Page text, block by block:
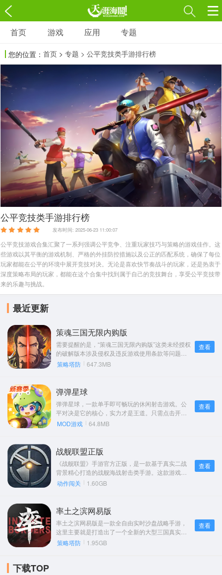
游戏
角色扮演
3697款应用
射击枪战
1597款应用
策略塔防
1789款应用
13387款应用
动作闯关
2196款应用
冒险解谜
3007款应用
赛车竞速
1072款应用
卡牌对战
418款应用
体育运动
568款应用
音乐舞蹈
269款应用
模拟经营
2716款应用
传奇手游
515款应用
其他
首页 游戏 应用 专题
您的位置： 首页 > 专题 > 公平竞技类手游排行榜
公平竞技类手游排行榜
发布时间: 2025-06-23 11:00:07
公平竞技游戏合集汇聚了一系列强调公平竞争、注重玩家技巧与策略的游戏佳作。这
些游戏以其平衡的游戏机制、严格的外挂防控措施以及公正的匹配系统，确保了每位
玩家都能在公平的环境中展开竞技对决。无论是喜欢快节奏战斗的玩家，还是热衷于
深度策略布局的玩家，都能在这个合集中找到属于自己的竞技舞台，享受公平竞技带
来的乐趣与挑战。
最近更新
策魂三国无限内购版
需要提醒的是，“策魂三国无限内购版”这类未经授权
的破解版本涉及侵权及违反游戏使用条款等问题，
可能会带来安全风险，损害游戏开发者利益，影响
维护健康的游戏环境。
策略塔防 647.3MB
查看
弹弹星球
弹弹星球，一款单手即可畅玩的休闲射击游戏。公
平对决是它的核心，实力才是王道。只需点击开
始，瞄准抛物线，松手就能发射，给对手来一场轰
充分利用碎片化时间欢乐组队。游戏内拥有上百种
潮品，助你解锁最in装扮；还有多种武器和战术，任
你随心搭配，带来更棒的体验。
MOD游戏 64.8MB
查看
战舰联盟正版
《战舰联盟》手游官方正版，是一款基于真实二战
背景精心打造的战舰海战射击类手游。这款游戏运
用3D写实风格进行塑造，游戏内画面细腻且精美，
仿若身临其境的海战体验。不仅界面设计精致，
《战舰联盟》的背景故事也得到了精彩还原。在游
戏里，玩家可以体验依据真实历史战役改编而来的
PVE副本关卡，于游戏过程中感受战争的残酷，进
而深刻认知和平的美好。
动作闯关 1.60GB
查看
率土之滨网易版
率土之滨网易版是一款全自由实时沙盘战略手游，
这里主要就是打造出了一个全新的大型三国真实历
史的地图，并且在这个十分庞大的三国的世界中玩
策略塔防 1.95GB
查看
下载TOP